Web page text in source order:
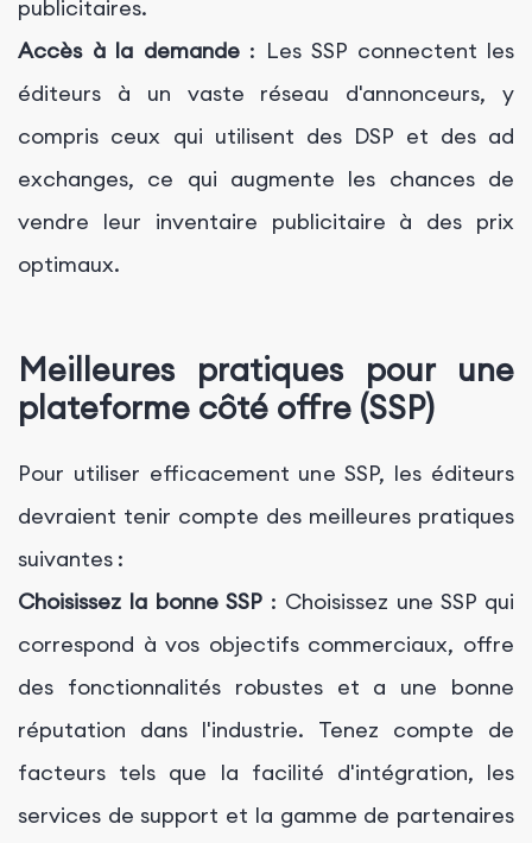
publicitaires.
Accès à la demande: Les SSP connectent les
éditeurs à un vaste réseau d'annonceurs, y
compris ceux qui utilisent des DSP et des ad
exchanges, ce qui augmente les chances de
vendre leur inventaire publicitaire à des prix
optimaux.
Meilleures pratiques pour une
plateforme côté offre (SSP)
Pour utiliser efficacement une SSP, les éditeurs
devraient tenir compte des meilleures pratiques
suivantes :
Choisissez la bonne SSP : Choisissez une SSP qui
correspond à vos objectifs commerciaux, offre
des fonctionnalités robustes et a une bonne
réputation dans l'industrie. Tenez compte de
facteurs tels que la facilité d'intégration, les
services de support et la gamme de partenaires